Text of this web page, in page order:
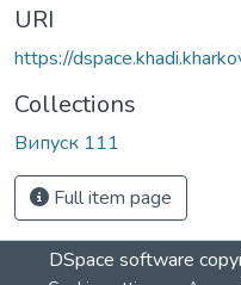
URI
https://
Collections
Випуск 111
Full item page
DSpace software